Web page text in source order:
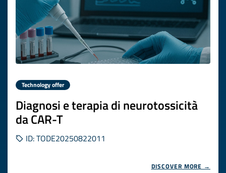
Technology offer
Diagnosi e terapia di neurotossicità
da CAR-T
ID: TODE20250822011
DISCOVER MORE →